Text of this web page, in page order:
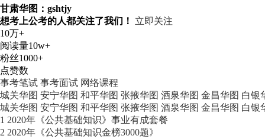
甘肃华图：gshtjy
想考上公考的人都关注了我们！
立即关注
10万+
阅读量10w+
粉丝1000+
点赞数
事考笔试 事考面试 网络课程
城关华图 安宁华图 和平华图 张掖华图 酒泉华图 金昌华图 白银
城关华图 安宁华图 和平华图 张掖华图 酒泉华图 金昌华图 白银
1 2020年《公共基础知识》事业有成套餐
2 2020年《公共基础知识金榜3000题》